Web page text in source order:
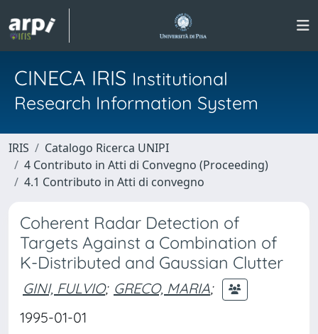
CINECA IRIS Institutional
Research Information System
IRIS
Catalogo Ricerca UNIPI
4 Contributo in Atti di Convegno (Proceeding)
4.1 Contributo in Atti di convegno
Coherent Radar Detection of
Targets Against a Combination of
K-Distributed and Gaussian Clutter
GINI, FULVIO; GRECO, MARIA;
1995-01-01